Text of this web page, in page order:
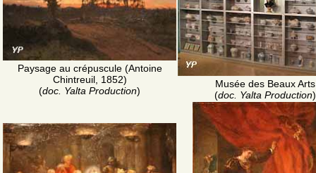
Paysage au crépuscule (Antoine
Chintreuil, 1852)
(doc. Yalta Production)
Musée des Beaux Arts
(doc. Yalta Production)